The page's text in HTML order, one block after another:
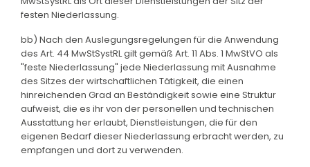
festen Niederlassung.
bb) Nach den Auslegungsregelungen für die Anwendung
des Art. 44 MwStSystRL gilt gemäß Art. 11 Abs. 1 MwStVO als
"feste Niederlassung" jede Niederlassung mit Ausnahme
des Sitzes der wirtschaftlichen Tätigkeit, die einen
hinreichenden Grad an Beständigkeit sowie eine Struktur
aufweist, die es ihr von der personellen und technischen
Ausstattung her erlaubt, Dienstleistungen, die für den
eigenen Bedarf dieser Niederlassung erbracht werden, zu
empfangen und dort zu verwenden.